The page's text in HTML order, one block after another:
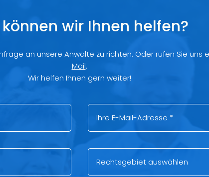
wir Ihnen helfen?
an unsere Anwälte zu richten. Oder rufen Sie uns
Mail.
Wir helfen Ihnen gern weiter!